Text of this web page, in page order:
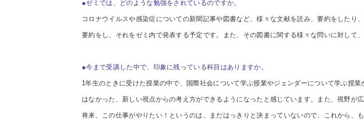
●ゼミでは、どのような勉強をされているのですか。
コロナウイルスや感染症についての新聞記事や図書など、様々な文献を読み、要約をした
要約をし、それをゼミ内で発表する予定です。また、その図書に関する様々な問いに対して
●今まで受講した中で、印象に残っている科目はありますか。
1年生のときに受けた授業の中で、国際社会について学ぶ授業やジェンダーについて学ぶ授
はなかった、新しい視点からの考え方ができるようになったと感じています。また、視野が
将来、この仕事がやりたい！というのは、まだはっきりと決まっていないので、これから